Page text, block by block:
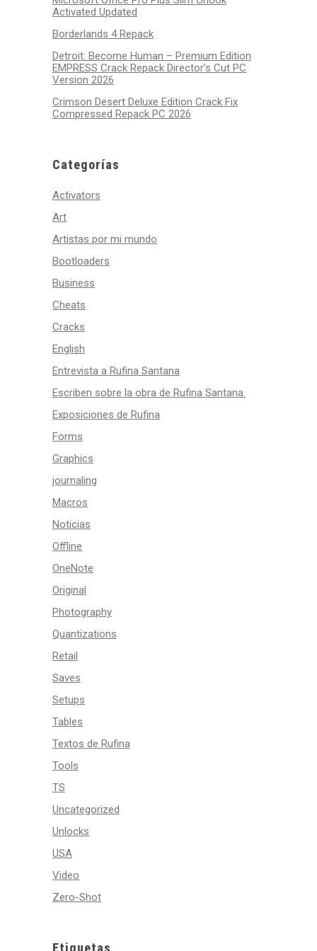
Activated Updated
Borderlands 4 Repack
Detroit: Become Human – Premium Edition
EMPRESS Crack Repack Director’s Cut PC
Version 2026
Crimson Desert Deluxe Edition Crack Fix
Compressed Repack PC 2026
Categorías
Activators
Art
Artistas por mi mundo
Bootloaders
Business
Cheats
Cracks
English
Entrevista a Rufina Santana
Escriben sobre la obra de Rufina Santana.
Exposiciones de Rufina
Forms
Graphics
journaling
Macros
Noticias
Offline
OneNote
Original
Photography
Quantizations
Retail
Saves
Setups
Tables
Textos de Rufina
Tools
TS
Uncategorized
Unlocks
USA
Video
Zero-Shot
Etiquetas